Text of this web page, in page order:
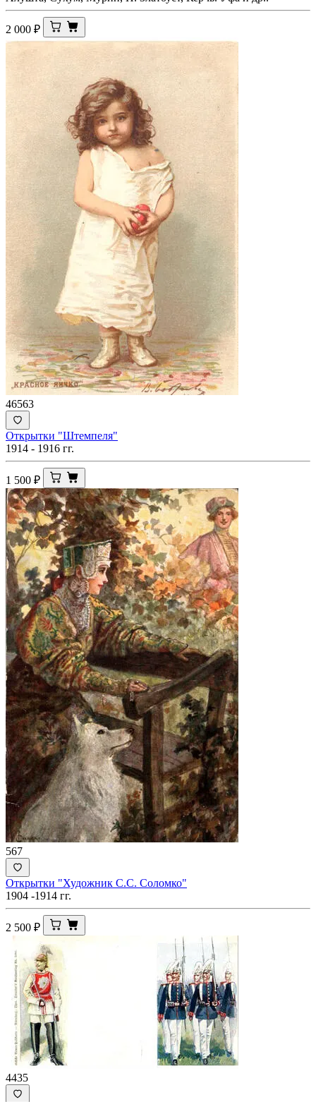
2 000 ₽
46563
Открытки "Штемпеля"
1914 - 1916 гг.
1 500 ₽
567
Открытки "Художник С.С. Соломко"
1904 -1914 гг.
2 500 ₽
4435